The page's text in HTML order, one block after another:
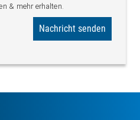
& mehr erhalten.
Nachricht senden